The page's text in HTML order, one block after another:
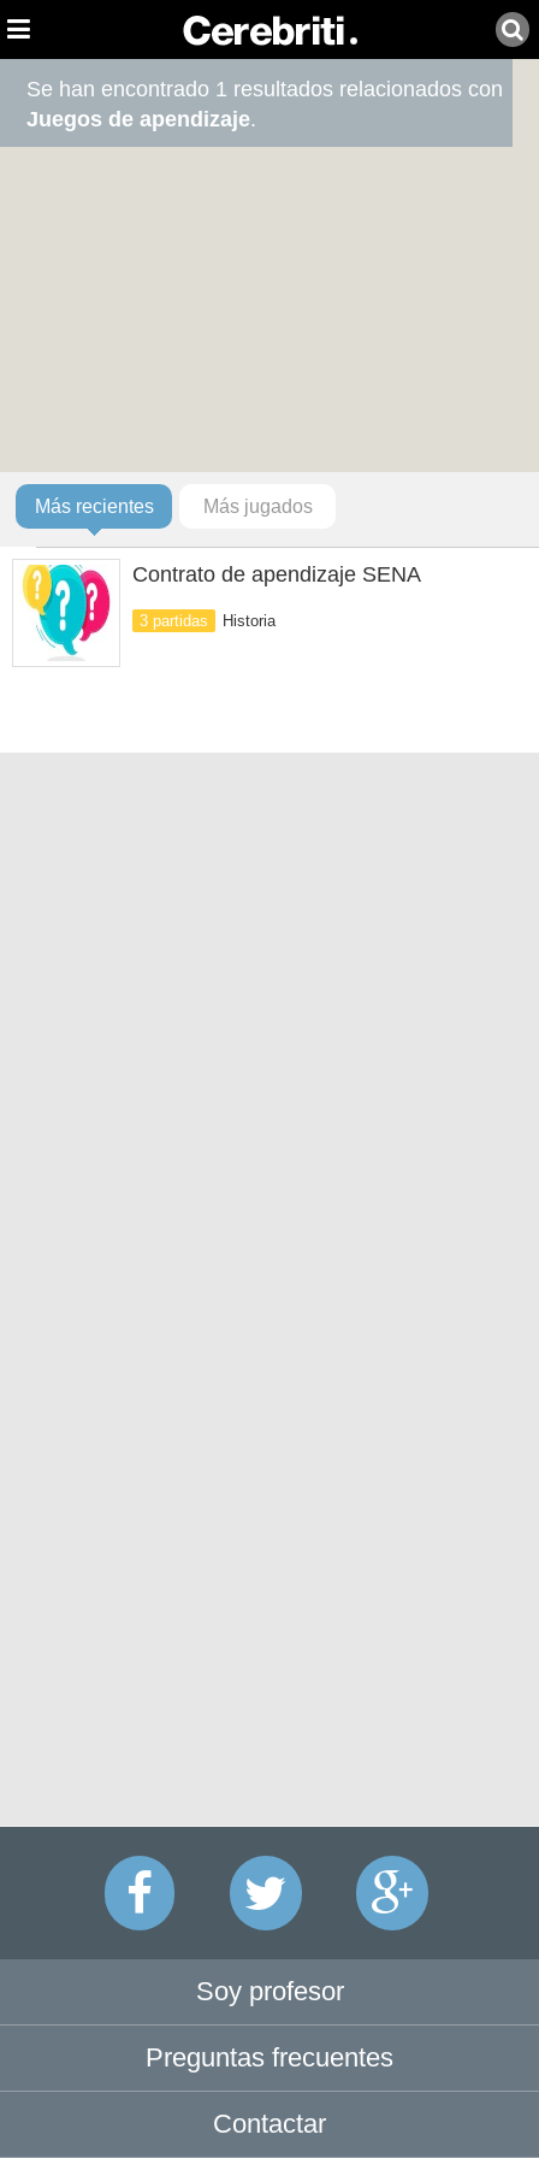
Se han encontrado 1 resultados relacionados con
Juegos de apendizaje.
Más recientes Más jugados
Contrato de apendizaje SENA
3 partidas Historia
Soy profesor
Preguntas frecuentes
Contactar